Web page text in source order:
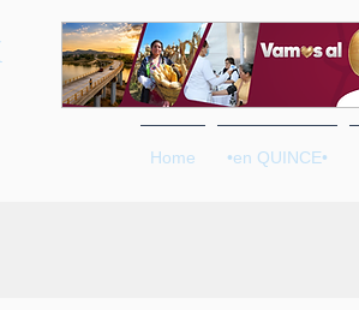
Home •en QUINCE•